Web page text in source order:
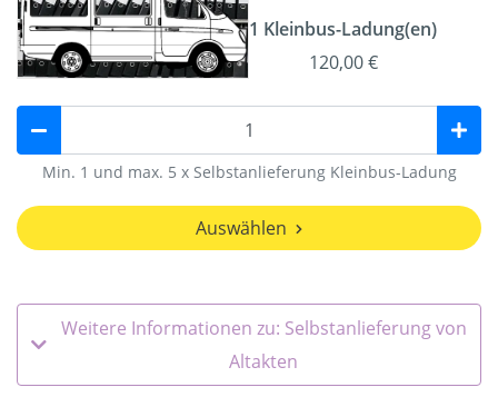
1 Kleinbus-Ladung(en)
120,00 €
Min. 1 und max. 5 x Selbstanlieferung Kleinbus-Ladung
Auswählen
Weitere Informationen zu: Selbstanlieferung von
Altakten